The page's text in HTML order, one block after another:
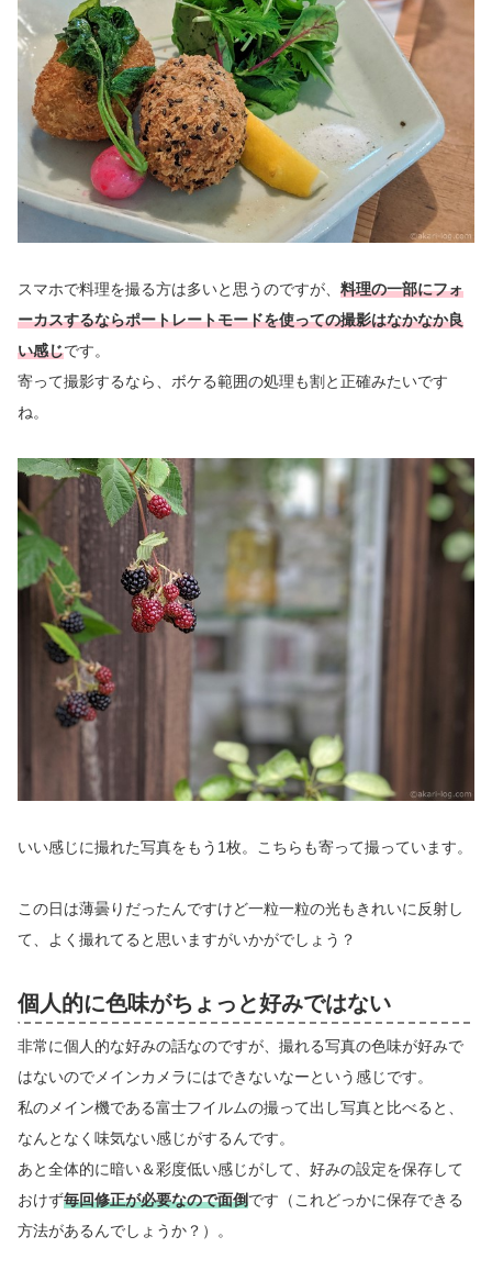
スマホで料理を撮る方は多いと思うのですが、 料理の一部にフォ
ーカスするならポートレートモードを使っての撮影はなかなか良
い感じです。
寄って撮影するなら、ボケる範囲の処理も割と正確みたいです
ね。
いい感じに撮れた写真をもう1枚。こちらも寄って撮っています。
この日は薄曇りだったんですけど一粒一粒の光もきれいに反射し
て、よく撮れてると思いますがいかがでしょう？
個人的に色味がちょっと好みではない
非常に個人的な好みの話なのですが、撮れる写真の色味が好みで
はないのでメインカメラにはできないなーという感じです。
私のメイン機である富士フイルムの撮って出し写真と比べると、
なんとなく味気ない感じがするんです。
あと全体的に暗い＆彩度低い感じがして、好みの設定を保存して
おけず毎回修正が必要なので面倒です（これどっかに保存できる
方法があるんでしょうか？）。